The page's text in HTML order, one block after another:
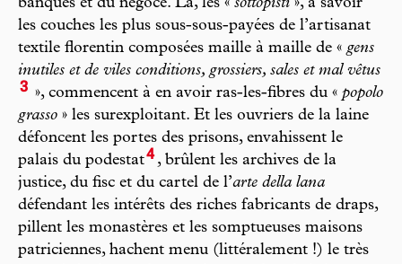
banques et du négoce. Là, les « sottopisti », à savoir
les couches les plus sous-sous-payées de l’artisanat
textile florentin composées maille à maille de « gens
inutiles et de viles conditions, grossiers, sales et mal vêtus
3 », commencent à en avoir ras-les-fibres du « popolo
grasso » les surexploitant. Et les ouvriers de la laine
défoncent les portes des prisons, envahissent le
palais du podestat4, brûlent les archives de la
justice, du fisc et du cartel de l’arte della lana
défendant les intérêts des riches fabricants de draps,
pillent les monastères et les somptueuses maisons
patriciennes, hachent menu (littéralement !) le très